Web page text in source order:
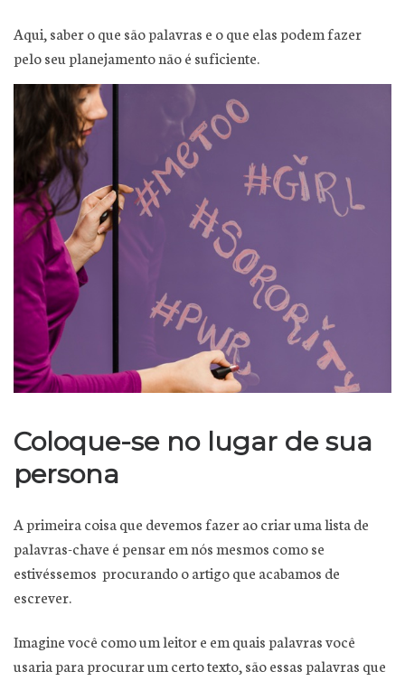
Aqui, saber o que são palavras e o que elas podem fazer
pelo seu planejamento não é suficiente.
Coloque-se no lugar de sua
persona
A primeira coisa que devemos fazer ao criar uma lista de
palavras-chave é pensar em nós mesmos como se
estivéssemos procurando o artigo que acabamos de
escrever.
Imagine você como um leitor e em quais palavras você
usaria para procurar um certo texto, são essas palavras que